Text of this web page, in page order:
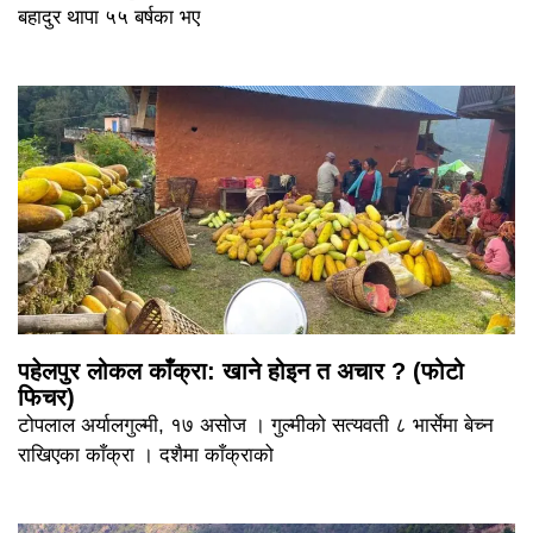
बहादुर थापा ५५ बर्षका भए
पहेलपुर लोकल काँक्रा: खाने होइन त अचार ? (फोटो
फिचर)
टोपलाल अर्यालगुल्मी, १७ असोज । गुल्मीको सत्यवती ८ भार्सेमा बेच्न
राखिएका काँक्रा । दशैमा काँक्राको